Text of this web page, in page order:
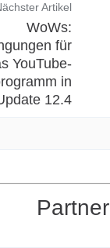
Artikel
WoWs:
für
YouTube-
in
12.4
Partner